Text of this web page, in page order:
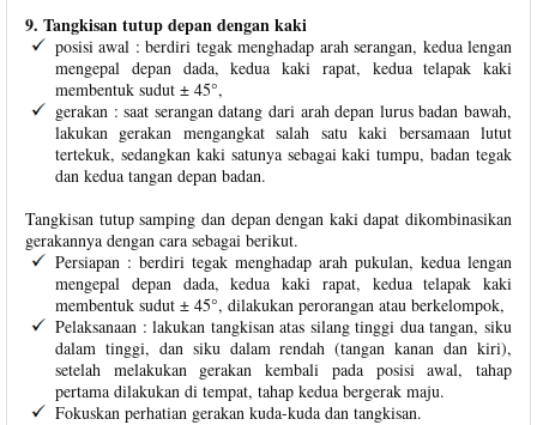
9. Tangkisan tutup depan dengan kaki
posisi awal : berdiri tegak menghadap arah serangan, kedua lengan
mengepal depan dada, kedua kaki rapat, kedua telapak kaki
membentuk sudut ± 45°,
gerakan : saat serangan datang dari arah depan lurus badan bawah,
lakukan gerakan mengangkat salah satu kaki bersamaan lutut
tertekuk, sedangkan kaki satunya sebagai kaki tumpu, badan tegak
dan kedua tangan depan badan.
Tangkisan tutup samping dan depan dengan kaki dapat dikombinasikan
gerakannya dengan cara sebagai berikut.
Persiapan : berdiri tegak menghadap arah pukulan, kedua lengan
mengepal depan dada, kedua kaki rapat, kedua telapak kaki
membentuk sudut ± 45°, dilakukan perorangan atau berkelompok,
Pelaksanaan : lakukan tangkisan atas silang tinggi dua tangan, siku
dalam tinggi, dan siku dalam rendah (tangan kanan dan kiri),
setelah melakukan gerakan kembali pada posisi awal, tahap
pertama dilakukan di tempat, tahap kedua bergerak maju.
Fokuskan perhatian gerakan kuda-kuda dan tangkisan.